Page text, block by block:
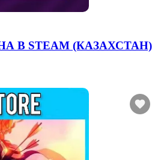
В STEAM (КАЗАХСТАН)